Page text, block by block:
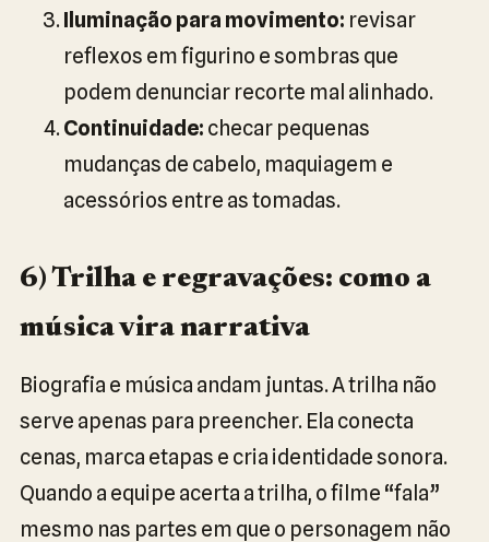
Iluminação para movimento: revisar
reflexos em figurino e sombras que
podem denunciar recorte mal alinhado.
Continuidade: checar pequenas
mudanças de cabelo, maquiagem e
acessórios entre as tomadas.
6) Trilha e regravações: como a
música vira narrativa
Biografia e música andam juntas. A trilha não
serve apenas para preencher. Ela conecta
cenas, marca etapas e cria identidade sonora.
Quando a equipe acerta a trilha, o filme “fala”
mesmo nas partes em que o personagem não